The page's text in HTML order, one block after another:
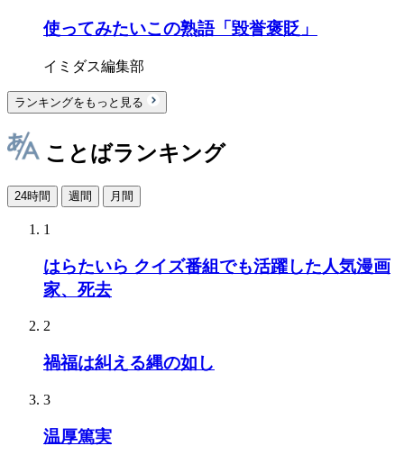
使ってみたいこの熟語「毀誉褒貶」
イミダス編集部
ランキングをもっと見る
ことばランキング
24時間 週間 月間
1
はらたいら クイズ番組でも活躍した人気漫画
家、死去
2
禍福は糾える縄の如し
3
温厚篤実